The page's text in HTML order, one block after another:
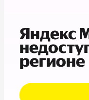
Яндекс
регионе